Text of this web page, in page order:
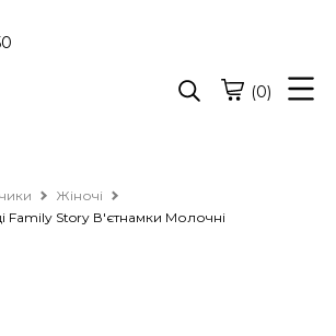
(0)
Жіночі
Family Story В'єтнамки Молочні